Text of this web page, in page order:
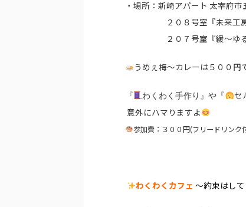
・場所：新崎アパート 太宰府
２０８号室『未来工房の
２０７号室『緩～ゆる
うめぇ梅～カレーは５００円
『 わくわく手作り』や『
セ
意外にハマりますよ
参加費：３００円(フリードリンク
わくわくカフェ～約束はし